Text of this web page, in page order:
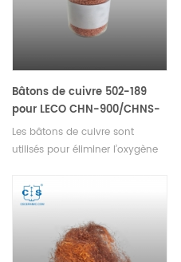
Bâtons de cuivre 502-189
pour LECO CHN-900/CHNS-
932 VTF-900 TruSpec
ON/O/N/736-Series
Les bâtons de cuivre sont
utilisés pour éliminer l’oxygène
Convient aux séries LECO CHN-
900/CHNS-932, VTF-900,
TruSpec, ON/O/N/736.